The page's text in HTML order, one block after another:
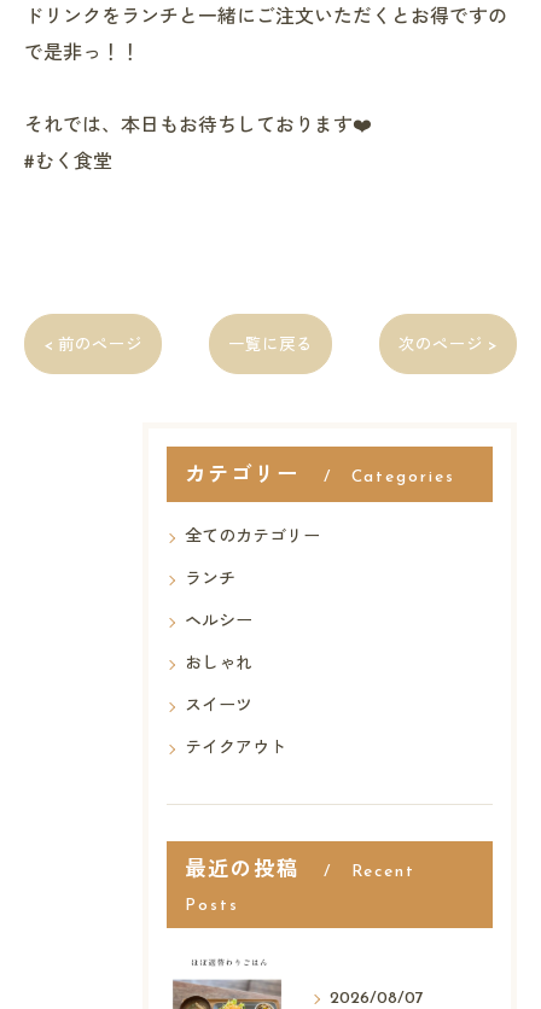
ドリンクをランチと一緒にご注文いただくとお得ですの
で是非っ！！
それでは、本日もお待ちしております❤️
#むく食堂
< 前のページ 一覧に戻る 次のページ >
カテゴリー Categories
全てのカテゴリー
ランチ
ヘルシー
おしゃれ
スイーツ
テイクアウト
最近の投稿 Recent
Posts
2026/08/07